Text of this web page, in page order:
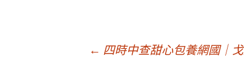
← 四時中查甜心包養網國｜